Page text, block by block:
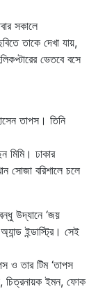
সকালে
তাকে দেখা যায়,
ভেতবে বসে
তাপস। তিনি
মিমি। ঢাকার
সোজা বরিশালে চলে
উদ্যানে ‘জয়
ইন্ডাস্ট্রি। সেই
ও তার টিম ‘তাপস
চিত্রনায়ক ইমন, ফোক